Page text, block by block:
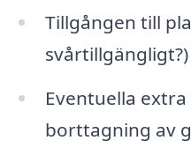
Tillgången till
svårtillgängligt?)
Eventuella
borttagning av